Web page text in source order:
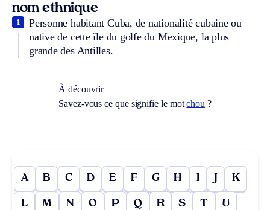
nom ethnique
Personne habitant Cuba, de nationalité cubaine ou
native de cette île du golfe du Mexique, la plus
grande des Antilles.
1
À découvrir
Savez-vous ce que signifie le motchou ?
A B C D E F G H I J K
L M N O P Q R S T U